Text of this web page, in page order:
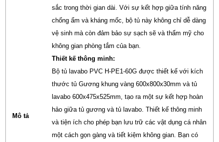
Mô tả
sắc trong thời gian dài. Với sự kết hợp giữa tính năng
chống ẩm và kháng mốc, bộ tủ này không chỉ dễ dàng
vệ sinh mà còn đảm bảo sự sạch sẽ và thẩm mỹ cho
không gian phòng tắm của bạn.
Thiết kế thông minh:
Bộ tủ lavabo PVC H-PE1-60G được thiết kế với kích
thước tủ Gương khung vàng 600x800x30mm và tủ
lavabo 600x475x525mm, tạo ra một sự kết hợp hoàn
hảo giữa tủ gương và tủ lavabo. Thiết kế thông minh
và tiện ích cho phép bạn lưu trữ các vật dụng cá nhân
một cách gọn gàng và tiết kiệm không gian. Bạn có